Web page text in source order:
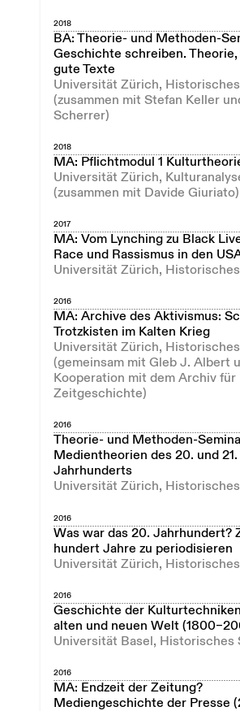
2018
BA: Theorie- und Methoden-
Geschichte schreiben.
gute Texte
Universität Zürich,
(zusammen mit Stefan Keller
Scherrer)
2018
MA: Pflichtmodul 1
Universität Zürich,
(zusammen mit Davide Giuriato)
2017
MA: Vom Lynching zu Black
Race und Rassismus in den
Universität Zürich,
2016
MA: Archive des Aktivismus:
Trotzkisten im Kalten Krieg
Universität Zürich,
(gemeinsam mit Gleb J. Albert
Kooperation mit dem Archiv für
Zeitgeschichte)
2016
Theorie- und Methoden-
Medientheorien des 20. und 21.
Jahrhunderts
Universität Zürich,
2016
Was war das 20. Jahrhundert?
hundert Jahre zu periodisieren
Universität Zürich,
2016
Geschichte der
alten und neuen Welt
Universität Basel, Historisches
2016
MA: Endzeit der Zeitung?
Mediengeschichte der Presse